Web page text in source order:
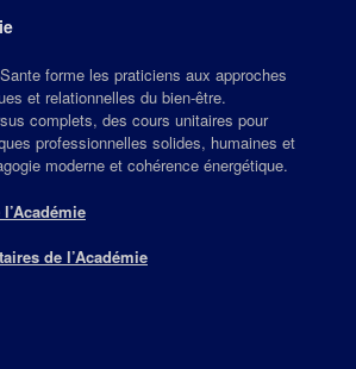
forme les praticiens aux approches
et relationnelles du bien‑être.
complets, des cours unitaires pour
professionnelles solides, humaines et
moderne et cohérence énergétique.
de l’Académie